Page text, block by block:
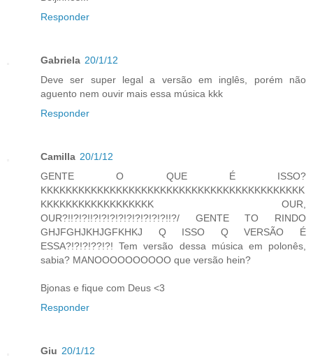
Responder
Gabriela 20/1/12
Deve ser super legal a versão em inglês, porém não
aguento nem ouvir mais essa música kkk
Responder
Camilla 20/1/12
GENTE O QUE É ISSO?
KKKKKKKKKKKKKKKKKKKKKKKKKKKKKKKKKKKKKKKKKK
KKKKKKKKKKKKKKKKKK OUR,
OUR?!!?!?!!?!?!?!?!?!?!?!?!?!!?/ GENTE TO RINDO
GHJFGHJKHJGFKHKJ Q ISSO Q VERSÃO É
ESSA?!?!?!??!?! Tem versão dessa música em polonês,
sabia? MANOOOOOOOOOO que versão hein?
Bjonas e fique com Deus <3
Responder
Giu 20/1/12